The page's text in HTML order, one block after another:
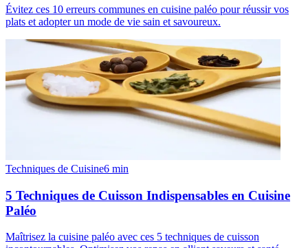
Évitez ces 10 erreurs communes en cuisine paléo pour réussir vos
plats et adopter un mode de vie sain et savoureux.
Techniques de Cuisine6 min
5 Techniques de Cuisson Indispensables en Cuisine
Paléo
Maîtrisez la cuisine paléo avec ces 5 techniques de cuisson